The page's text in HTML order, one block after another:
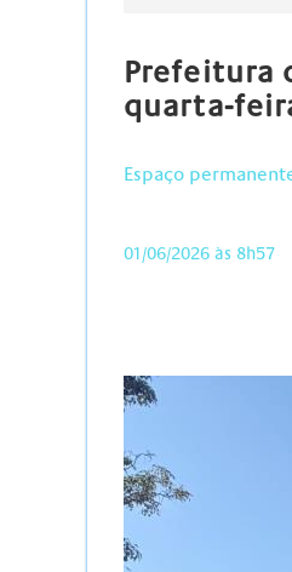
Prefeitura
quarta-
Espaço
01/06/2026 às 8h57